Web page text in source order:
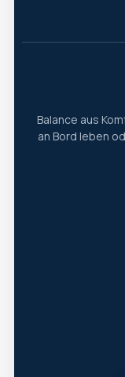
Balance aus
an Bord leben